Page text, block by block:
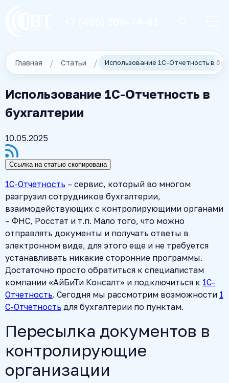
Главная Статьи Использование 1С-Отчетность в
Использование 1С-Отчетность в
бухгалтерии
10.05.2025
Ссылка на статью скопирована
1С-Отчетность – сервис, который во многом
разгрузил сотрудников бухгалтерии,
взаимодействующих с контролирующими органами
– ФНС, Росстат и т.п. Мало того, что можно
отправлять документы и получать ответы в
электронном виде, для этого еще и не требуется
устанавливать никакие сторонние программы.
Достаточно просто обратиться к специалистам
компании «АйБиТи Консалт» и подключиться к 1С-
Отчетность. Сегодня мы рассмотрим возможности 1
С-Отчетность для бухгалтерии по пунктам.
Пересылка документов в
контролирующие
организации